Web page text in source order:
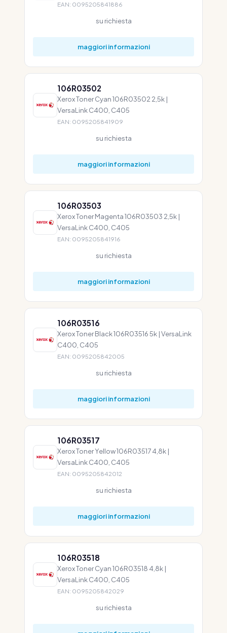
EAN: 0095205841886
su richiesta
maggiori informazioni
106R03502
Xerox Toner Cyan 106R03502 2,5k |
VersaLink C400, C405
EAN: 0095205841909
su richiesta
maggiori informazioni
106R03503
Xerox Toner Magenta 106R03503 2,5k |
VersaLink C400, C405
EAN: 0095205841916
su richiesta
maggiori informazioni
106R03516
Xerox Toner Black 106R03516 5k | VersaLink
C400, C405
EAN: 0095205842005
su richiesta
maggiori informazioni
106R03517
Xerox Toner Yellow 106R03517 4,8k |
VersaLink C400, C405
EAN: 0095205842012
su richiesta
maggiori informazioni
106R03518
Xerox Toner Cyan 106R03518 4,8k |
VersaLink C400, C405
EAN: 0095205842029
su richiesta